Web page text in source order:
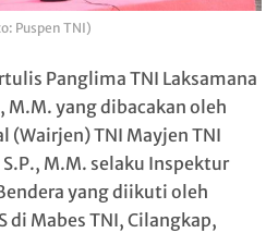
Puspen TNI)
Panglima TNI Laksamana
M.M. yang dibacakan oleh
(Wairjen) TNI Mayjen TNI
M.M. selaku Inspektur
yang diikuti oleh
di Mabes TNI, Cilangkap,